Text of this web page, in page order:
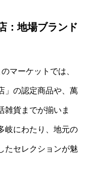
：地場ブランド
マーケットでは、
」の認定商品や、萬
雑貨までが揃いま
岐にわたり、地元の
たセレクションが魅